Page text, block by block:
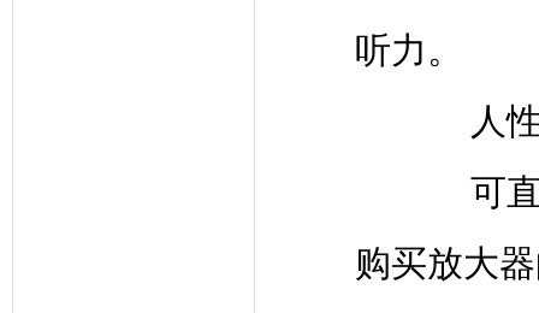
听力。
人
可
购买放大